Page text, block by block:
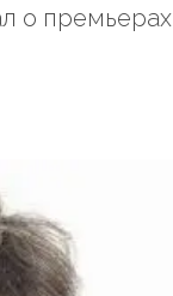
о премьерах